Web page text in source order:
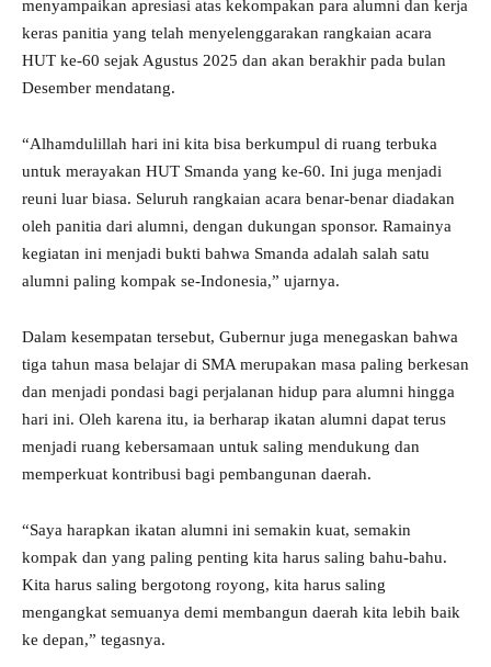
menyampaikan apresiasi atas kekompakan para alumni dan kerja
keras panitia yang telah menyelenggarakan rangkaian acara
HUT ke-60 sejak Agustus 2025 dan akan berakhir pada bulan
Desember mendatang.
“Alhamdulillah hari ini kita bisa berkumpul di ruang terbuka
untuk merayakan HUT Smanda yang ke-60. Ini juga menjadi
reuni luar biasa. Seluruh rangkaian acara benar-benar diadakan
oleh panitia dari alumni, dengan dukungan sponsor. Ramainya
kegiatan ini menjadi bukti bahwa Smanda adalah salah satu
alumni paling kompak se-Indonesia,” ujarnya.
Dalam kesempatan tersebut, Gubernur juga menegaskan bahwa
tiga tahun masa belajar di SMA merupakan masa paling berkesan
dan menjadi pondasi bagi perjalanan hidup para alumni hingga
hari ini. Oleh karena itu, ia berharap ikatan alumni dapat terus
menjadi ruang kebersamaan untuk saling mendukung dan
memperkuat kontribusi bagi pembangunan daerah.
“Saya harapkan ikatan alumni ini semakin kuat, semakin
kompak dan yang paling penting kita harus saling bahu-bahu.
Kita harus saling bergotong royong, kita harus saling
mengangkat semuanya demi membangun daerah kita lebih baik
ke depan,” tegasnya.